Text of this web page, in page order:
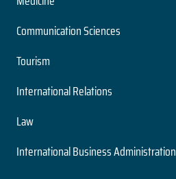
Communication Sciences
Tourism
International Relations
Law
International Business Administration